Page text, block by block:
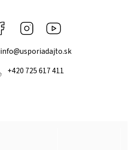
Facebook Instagram
info@usporiadajto.sk
+420 725 617 411